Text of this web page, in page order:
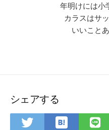
年明けには小
カラスはサ
いいこと
シェアする
Twitter
は